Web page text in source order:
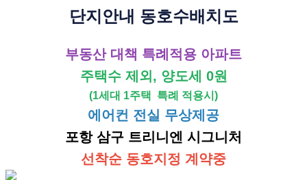
단지안내 동호수배치도
부동산 대책 특례적용 아파트
주택수 제외, 양도세 0원
(1세대 1주택 특례 적용시)
에어컨 전실 무상제공
포항 삼구 트리니엔 시그니처
선착순 동호지정 계약중